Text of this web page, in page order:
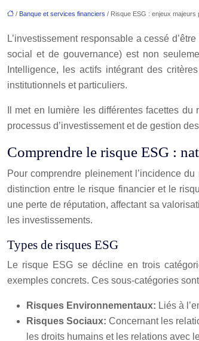
/ Banque et services financiers / Risque ESG : enjeux majeurs
L’investissement responsable a cessé
social et de gouvernance) est non
Intelligence, les actifs intégrant des
institutionnels et particuliers.
Il met en lumière les différentes facettes
processus d’investissement et de gestion
Comprendre le risque ESG :
Pour comprendre pleinement l’incidence
distinction entre le risque financier et le
une perte de réputation, affectant sa
les investissements.
Types de risques ESG
Le risque ESG se décline en trois
exemples concrets. Ces sous-catégories
Risques Environnementaux: Liés à
Risques Sociaux: Concernant les
les droits humains et les relations avec